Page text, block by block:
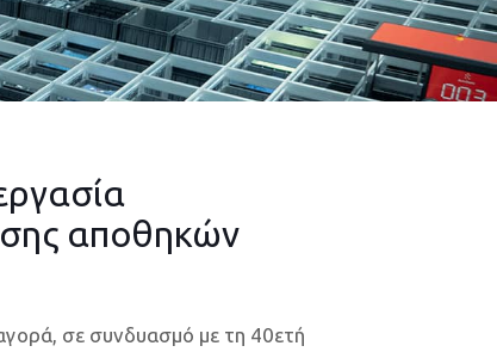
αποθηκών
σε συνδυασμό με τη 40ετή